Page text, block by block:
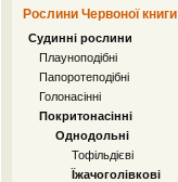
Рослини Червоної книги
Судинні рослини
Плауноподібні
Папоротеподібні
Голонасінні
Покритонасінні
Однодольні
Тофільдієві
Їжачоголівкові